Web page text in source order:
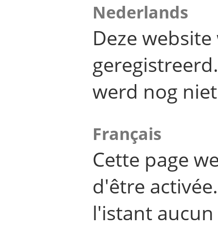
Nederlands
Deze
werd nog
Français
Cette page
d'être
l'istant